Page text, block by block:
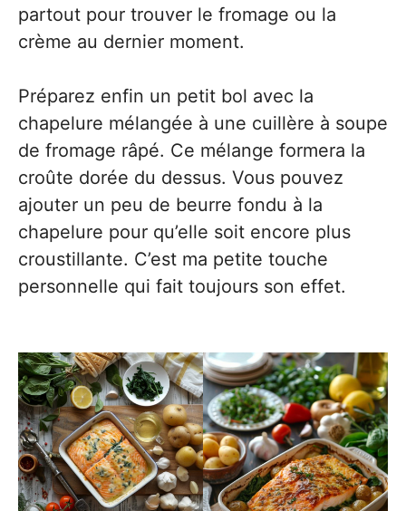
partout pour trouver le fromage ou la
crème au dernier moment.
Préparez enfin un petit bol avec la
chapelure mélangée à une cuillère à soupe
de fromage râpé. Ce mélange formera la
croûte dorée du dessus. Vous pouvez
ajouter un peu de beurre fondu à la
chapelure pour qu’elle soit encore plus
croustillante. C’est ma petite touche
personnelle qui fait toujours son effet.